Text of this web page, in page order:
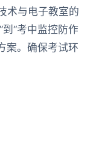
术与电子教室的
“考中监控防作
案。确保考试环